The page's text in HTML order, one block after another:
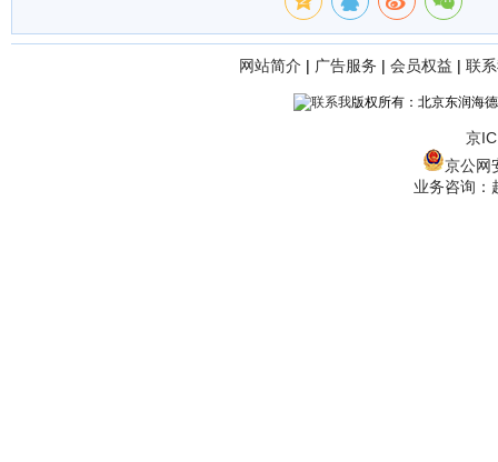
网站简介 | 广告服务 | 会员权益 | 联
版权所有：北京东润海
京
京公网
业务咨询：